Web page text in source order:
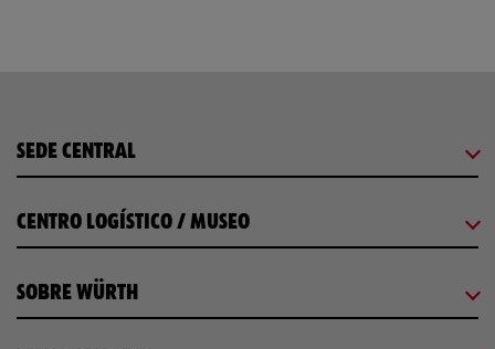
SEDE CENTRAL
CENTRO LOGÍSTICO / MUSEO
SOBRE WÜRTH